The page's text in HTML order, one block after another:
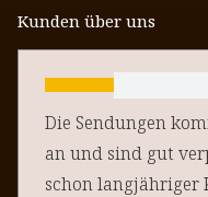
Kunden über uns
Die Sendungen
an und sind gut
schon langjähriger